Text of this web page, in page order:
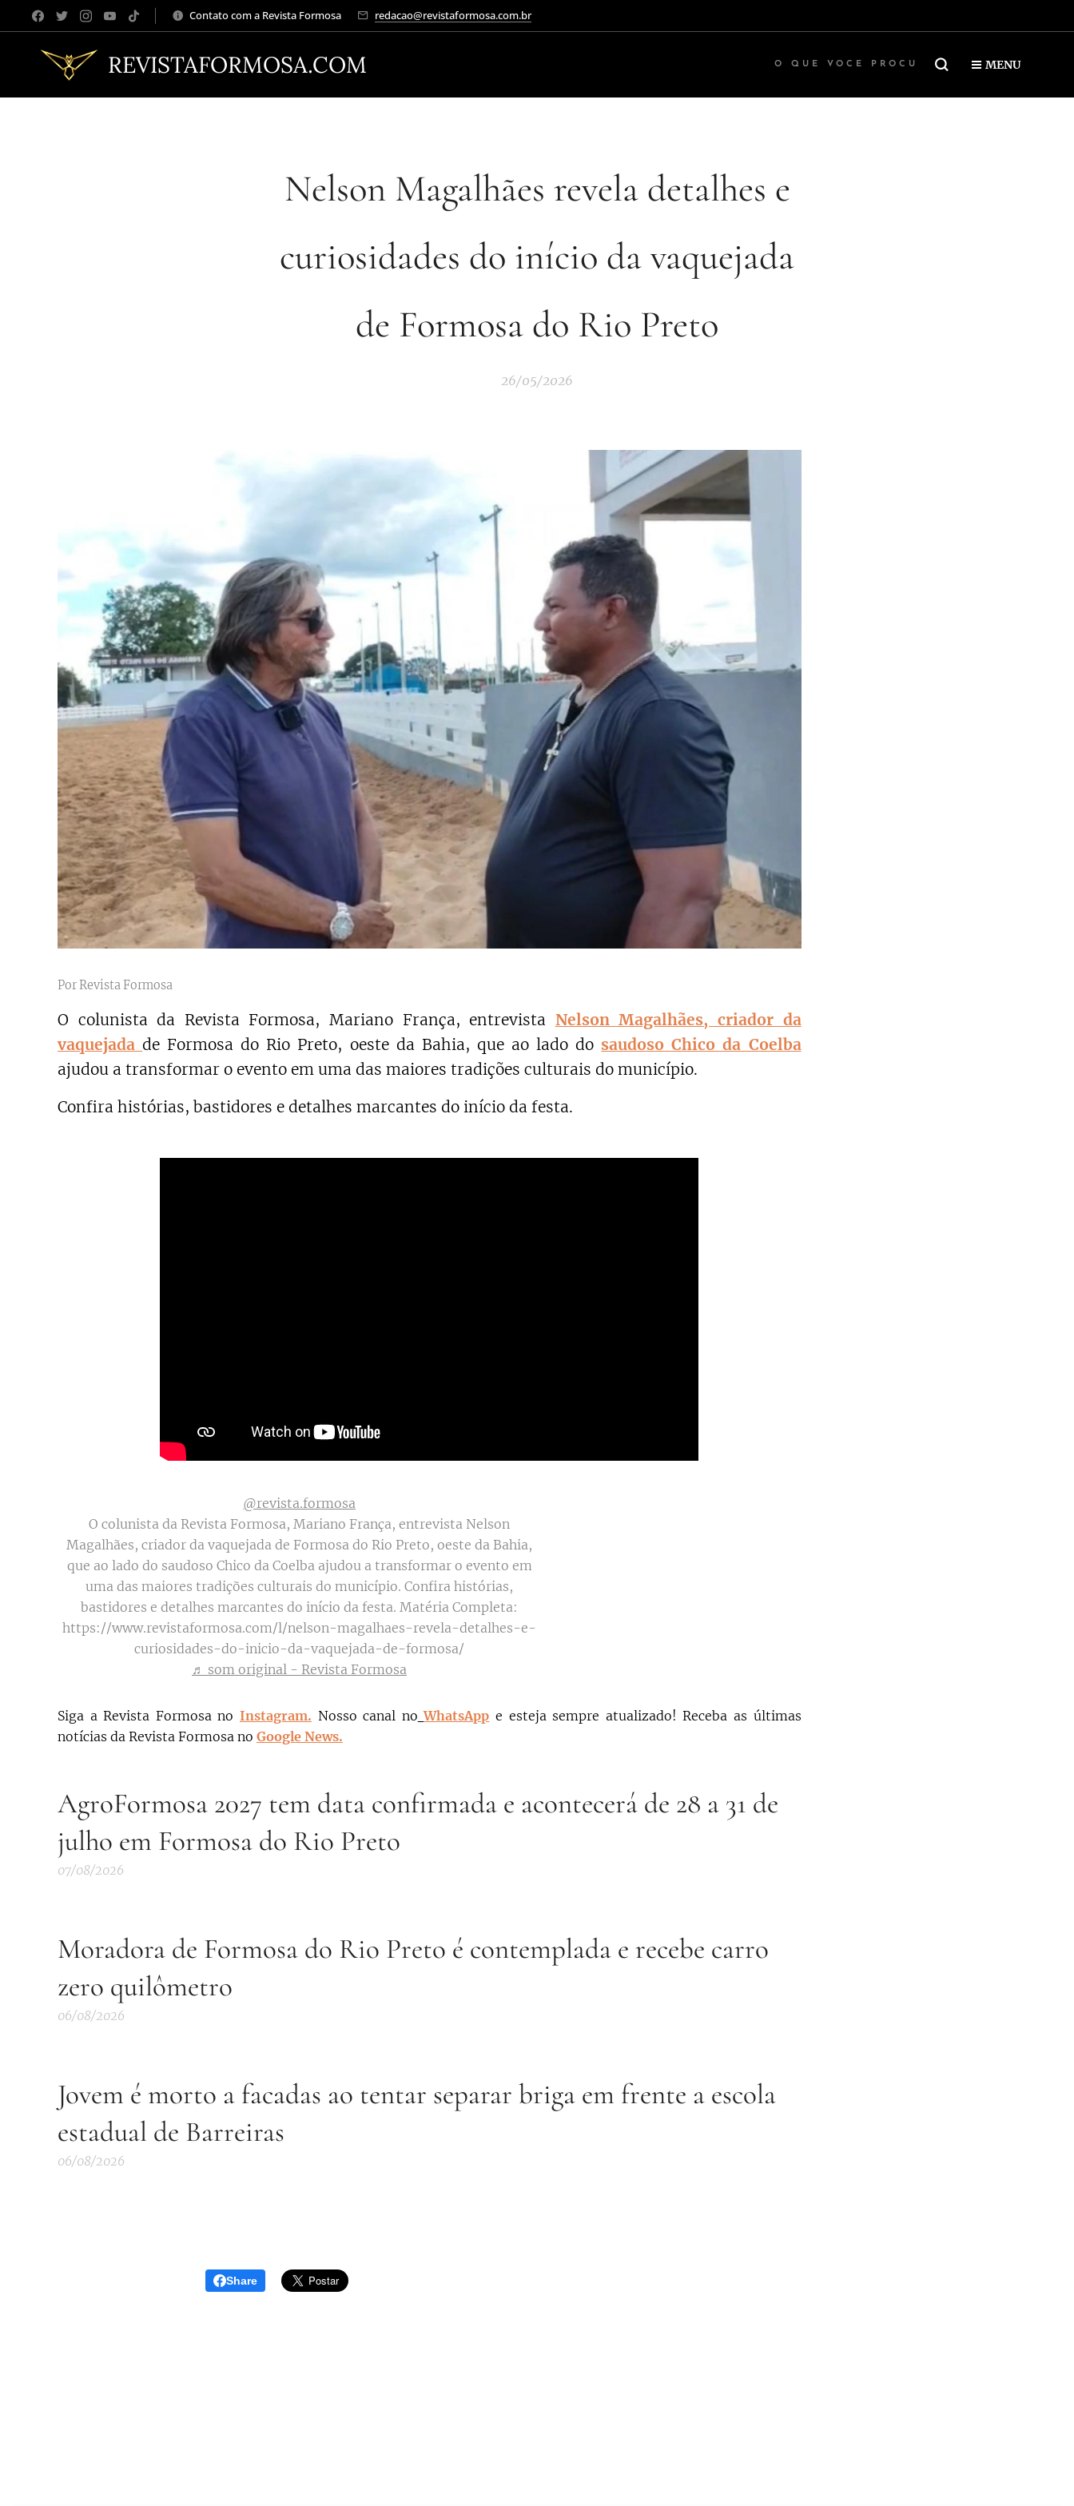
Contato com a Revista Formosa redacao@revistaformosa.com.br
REVISTAFORMOSA.COM MENU
Nelson Magalhães revela detalhes e
curiosidades do início da vaquejada
de Formosa do Rio Preto
26/05/2026
Por Revista Formosa
O colunista da Revista Formosa, Mariano França, entrevista Nelson Magalhães, criador da
vaquejada de Formosa do Rio Preto, oeste da Bahia, que ao lado do saudoso Chico da Coelba
ajudou a transformar o evento em uma das maiores tradições culturais do município.
Confira histórias, bastidores e detalhes marcantes do início da festa.
@revista.formosa
O colunista da Revista Formosa, Mariano França, entrevista Nelson
Magalhães, criador da vaquejada de Formosa do Rio Preto, oeste da Bahia,
que ao lado do saudoso Chico da Coelba ajudou a transformar o evento em
uma das maiores tradições culturais do município. Confira histórias,
bastidores e detalhes marcantes do início da festa. Matéria Completa:
https://www.revistaformosa.com/l/nelson-magalhaes-revela-detalhes-e-
curiosidades-do-inicio-da-vaquejada-de-formosa/
♬ som original - Revista Formosa
Siga a Revista Formosa no Instagram. Nosso canal no WhatsApp e esteja sempre atualizado! Receba as últimas
notícias da Revista Formosa no Google News.
AgroFormosa 2027 tem data confirmada e acontecerá de 28 a 31 de
julho em Formosa do Rio Preto
07/08/2026
Moradora de Formosa do Rio Preto é contemplada e recebe carro
zero quilômetro
06/08/2026
Jovem é morto a facadas ao tentar separar briga em frente a escola
estadual de Barreiras
06/08/2026
Share